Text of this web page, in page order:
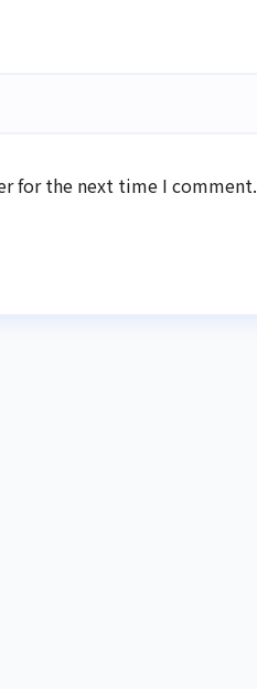
for the next time I comment.